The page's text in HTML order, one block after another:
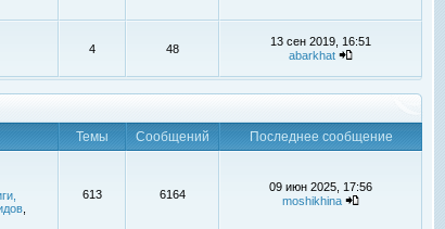
4 48
13 сен 2019, 16:51
abarkhat
Темы Сообщений
Последнее сообщение
613 6164
09 июн 2025, 17:56
moshikhina